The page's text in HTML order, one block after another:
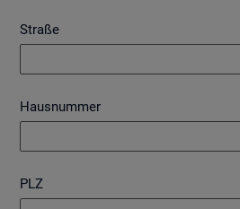
Straße
Hausnummer
PLZ